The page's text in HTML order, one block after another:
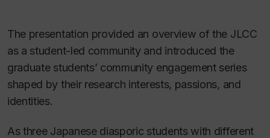
The presentation provided an overview of the JLCC
as a student-led community and introduced the
graduate students’ community engagement series
shaped by their research interests, passions, and
identities.
As three Japanese diasporic students with different